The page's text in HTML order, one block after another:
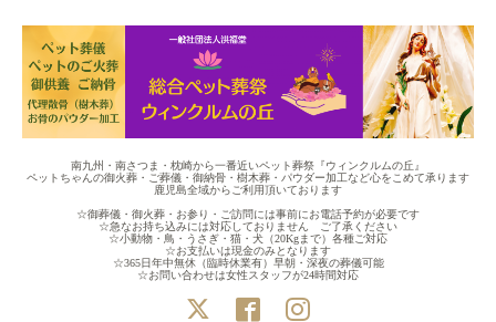
南九州・南さつま・枕崎から一番近いペット葬祭『ウィンクルムの丘』
ペットちゃんの御火葬・ご葬儀・御納骨・樹木葬・パウダー加工など心をこめて承ります
鹿児島全域からご利用頂いております
☆御葬儀・御火葬・お参り・ご訪問には事前にお電話予約が必要です
☆急なお持ち込みには対応しておりません ご了承ください
☆小動物・鳥・うさぎ・猫・犬（20Kgまで）各種ご対応
☆お支払いは現金のみとなります
☆365日年中無休（臨時休業有）早朝・深夜の葬儀可能
☆お問い合わせは女性スタッフが24時間対応